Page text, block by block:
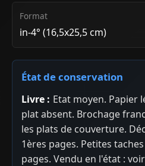
Format
in-4° (16,5x25,5 cm)
État de conservation
Livre : Etat moyen. Papier
plat absent. Brochage
les plats de couverture.
1ères pages. Petites
pages. Vendu en l'état :